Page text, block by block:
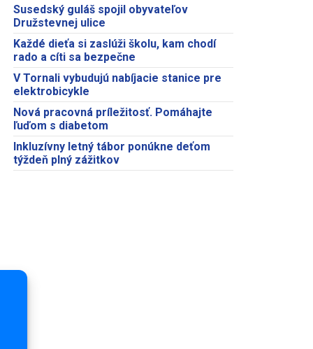
Susedský guláš spojil obyvateľov
Družstevnej ulice
Každé dieťa si zaslúži školu, kam chodí
rado a cíti sa bezpečne
V Tornali vybudujú nabíjacie stanice pre
elektrobicykle
Nová pracovná príležitosť. Pomáhajte
ľuďom s diabetom
Inkluzívny letný tábor ponúkne deťom
týždeň plný zážitkov